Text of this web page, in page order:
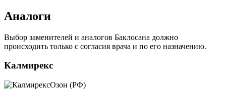
Аналоги
Выбор заменителей и аналогов Баклосана должно
происходить только с согласия врача и по его назначению.
Калмирекс
Озон (РФ)